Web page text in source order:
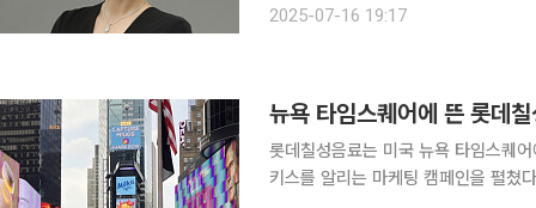
이나 제품 콘셉트가 대기업에 의해 유
2025-07-16 19:17
뉴욕 타임스퀘어에 뜬 롯데
롯데칠성음료는 미국 뉴욕 타임스퀘
키스를 알리는 마케팅 캠페인을 펼쳤다고 16일 밝혔다. 롯데칠성음